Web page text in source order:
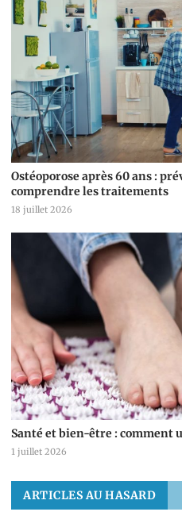
Ostéoporose après 60 ans :
comprendre les traitements
18 juillet 2026
Santé et bien-être : comment
1 juillet 2026
ARTICLES AU HASARD